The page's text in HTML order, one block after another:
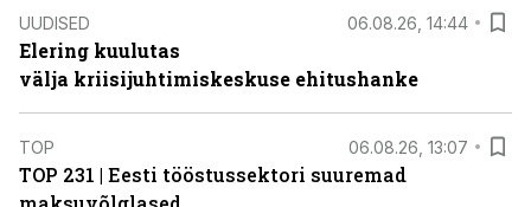
UUDISED 06.08.26, 14:44
Elering kuulutas
välja kriisijuhtimiskeskuse ehitushanke
TOP 06.08.26, 13:07
TOP 231 | Eesti tööstussektori suuremad